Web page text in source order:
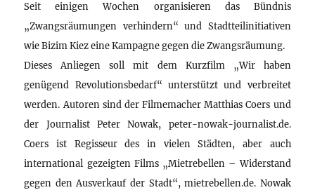
Seit einigen Wochen organisieren das Bündnis
„Zwangsräumungen verhindern“ und Stadtteilinitiativen
wie Bizim Kiez eine Kampagne gegen die Zwangsräumung.
Dieses Anliegen soll mit dem Kurzfilm „Wir haben
genügend Revolutionsbedarf“ unterstützt und verbreitet
werden. Autoren sind der Filmemacher Matthias Coers und
der Journalist Peter Nowak, peter-nowak-journalist.de.
Coers ist Regisseur des in vielen Städten, aber auch
international gezeigten Films „Mietrebellen – Widerstand
gegen den Ausverkauf der Stadt“, mietrebellen.de. Nowak